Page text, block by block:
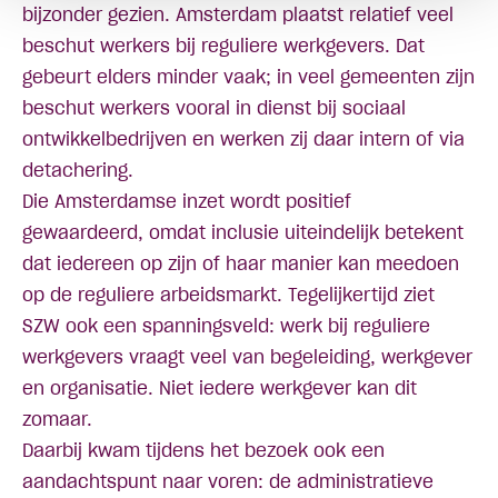
bijzonder gezien. Amsterdam plaatst relatief veel
beschut werkers bij reguliere werkgevers. Dat
gebeurt elders minder vaak; in veel gemeenten zijn
beschut werkers vooral in dienst bij sociaal
ontwikkelbedrijven en werken zij daar intern of via
detachering.
Die Amsterdamse inzet wordt positief
gewaardeerd, omdat inclusie uiteindelijk betekent
dat iedereen op zijn of haar manier kan meedoen
op de reguliere arbeidsmarkt. Tegelijkertijd ziet
SZW ook een spanningsveld: werk bij reguliere
werkgevers vraagt veel van begeleiding, werkgever
en organisatie. Niet iedere werkgever kan dit
zomaar.
Daarbij kwam tijdens het bezoek ook een
aandachtspunt naar voren: de administratieve